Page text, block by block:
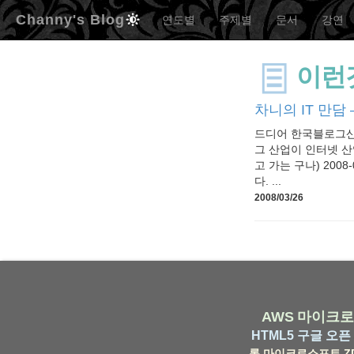
Channy's Blog 연도별 주제별 문서 강연
이런
차니의 IT 만담
드디어 한국블로그
그 산업이 인터넷
고 가는 구나)
다. ...
2008/03/26
AWS 마이크
HTML5 구글 오픈